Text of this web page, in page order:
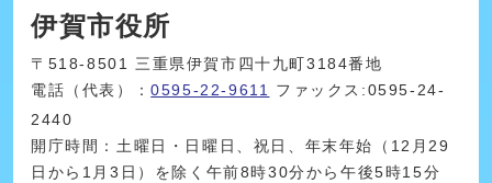
伊賀市役所
〒518-8501 三重県伊賀市四十九町3184番地
電話（代表）：0595-22-9611
ファックス:0595-24-
2440
開庁時間：土曜日・日曜日、祝日、年末年始（12月29
日から1月3日）を除く午前8時30分から午後5時15分